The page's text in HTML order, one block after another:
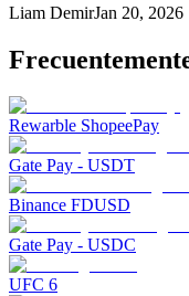
Liam DemirJan 20, 2026
Rewarble ShopeePay
Gate Pay - USDT
Binance FDUSD
Gate Pay - USDC
UFC 6